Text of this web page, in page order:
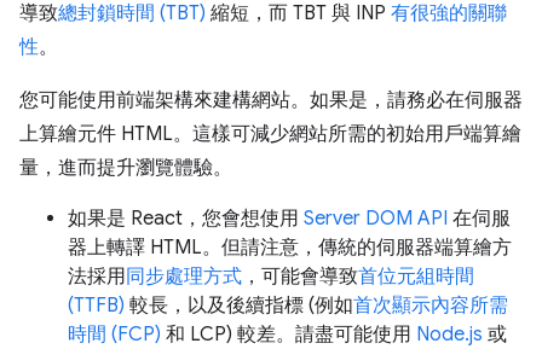
導致總封鎖時間 (TBT) 縮短，而 TBT 與 INP 有很強的關聯
性。
您可能使用前端架構來建構網站。如果是，請務必在伺服器
上算繪元件 HTML。這樣可減少網站所需的初始用戶端算繪
量，進而提升瀏覽體驗。
如果是 React，您會想使用 Server DOM API 在伺服
器上轉譯 HTML。但請注意，傳統的伺服器端算繪方
法採用同步處理方式 ，可能會導致首位元組時間
(TTFB) 較長，以及後續指標 (例如首次顯示內容所需
時間 (FCP) 和 LCP) 較差。請盡可能使用 Node.js 或